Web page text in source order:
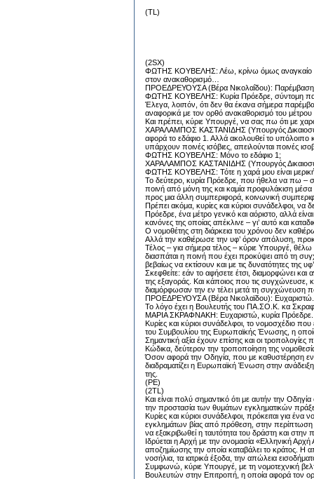
(TL)
(2SX)
ΦΩΤΗΣ ΚΟΥΒΕΛΗΣ: Λέω, κρίνω όμως αναγκαίο να
στον ανακαθορισμό…
ΠΡΟΕΔΡΕΥΟΥΣΑ (Βέρα Νικολαΐδου): Παρέμβαση
ΦΩΤΗΣ ΚΟΥΒΕΛΗΣ: Κυρία Πρόεδρε, σύντομη
Έλεγα, λοιπόν, ότι δεν θα έκανα σήμερα
αναφορικά με τον ορθό ανακαθορισμό του
Και πρέπει, κύριε Υπουργέ, να σας πω ότι με χαρά
ΧΑΡΑΛΑΜΠΟΣ ΚΑΣΤΑΝΙΔΗΣ (Υπουργός
αφορά το εδάφιο 1. Αλλά ακολουθεί το υπόλοιπο
υπάρχουν ποινές ισόβιες, απειλούνται ποινές
ΦΩΤΗΣ ΚΟΥΒΕΛΗΣ: Μόνο το εδάφιο 1;
ΧΑΡΑΛΑΜΠΟΣ ΚΑΣΤΑΝΙΔΗΣ (Υπουργός
ΦΩΤΗΣ ΚΟΥΒΕΛΗΣ: Τότε η χαρά μου είναι
Το δεύτερο, κυρία Πρόεδρε, που ήθελα να πω –
ποινή από μόνη της και καμία προφυλάκιση μέσα
προς μια άλλη συμπεριφορά, κοινωνική
Πρέπει ακόμα, κυρίες και κύριοι συνάδελφοι, να
Πρόεδρε, ένα μέτρο γενικό και αόριστο, αλλά
κανόνες της οποίας απέκλινε – γι’ αυτό και
Ο νομοθέτης στη διάρκεια του χρόνου δεν
Αλλά την καθιέρωσε την υφ’ όρον απόλυση,
Τέλος – για σήμερα τέλος – κύριε Υπουργέ,
διασπάται η ποινή που έχει προκύψει από τη
βεβαίως να εκτίσουν και με τις δυνατότητες της
Σκεφθείτε: εάν το αφήσετε έτσι, διαμορφώνει και
της εξαγοράς. Και κάποιος που τις συγχώνευσε,
διαμόρφωσαν την εν τέλει μετά τη συγχώνευση
ΠΡΟΕΔΡΕΥΟΥΣΑ (Βέρα Νικολαϊδου): Ευχαριστώ.
Το λόγο έχει η Βουλευτής του ΠΑ.ΣΟ.Κ. κα
ΜΑΡΙΑ ΣΚΡΑΦΝΑΚΗ: Ευχαριστώ, κυρία Πρόεδρε.
Κυρίες και κύριοι συνάδελφοι, το νομοσχέδιο
του Συμβουλίου της Ευρωπαϊκής Ένωσης, η
Σημαντική αξία έχουν επίσης και οι
Κώδικα, δεύτερον την τροποποίηση της
Όσον αφορά την Οδηγία, που με καθυστέρηση
διαδραματίζει η Ευρωπαϊκή Ένωση στην
της.
(ΡΕ)
(2TL)
Και είναι πολύ σημαντικό ότι με αυτήν την
την προστασία των θυμάτων εγκληματικών
Κυρίες και κύριοι συνάδελφοι, πρόκειται για
εγκλημάτων βίας από πρόθεση, στην περίπτωση
να εξακριβωθεί η ταυτότητα του δράστη και
Ιδρύεται η Αρχή με την ονομασία «Ελληνική
αποζημίωσης την οποία καταβάλει το κράτος. Η
νοσήλια, τα ιατρικά έξοδα, την απώλεια
Συμφωνώ, κύριε Υπουργέ, με τη νομοτεχνική
Βουλευτών στην Επιτροπή, η οποία αφορά τον